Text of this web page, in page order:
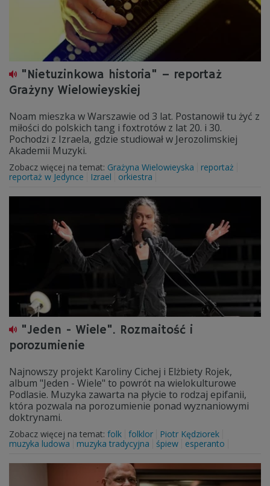
"Nietuzinkowa historia" – reportaż
Grażyny Wielowieyskiej
Noam mieszka w Warszawie od 3 lat. Postanowił tu żyć z
miłości do polskich tang i foxtrotów z lat 20. i 30.
Pochodzi z Izraela, gdzie studiował w Jerozolimskiej
Akademii Muzyki.
Zobacz więcej na temat: Grażyna Wielowieyska
reportaż
reportaż w Jedynce
Izrael orkiestra
"Jeden - Wiele". Rozmaitość i
porozumienie
Najnowszy projekt Karoliny Cichej i Elżbiety Rojek,
album "Jeden - Wiele" to powrót na wielokulturowe
Podlasie. Muzyka zawarta na płycie to rodzaj epifanii,
która pozwala na porozumienie ponad wyznaniowymi
doktrynami.
Zobacz więcej na temat: folk folklor
Piotr Kędziorek
muzyka ludowa
muzyka tradycyjna śpiew esperanto